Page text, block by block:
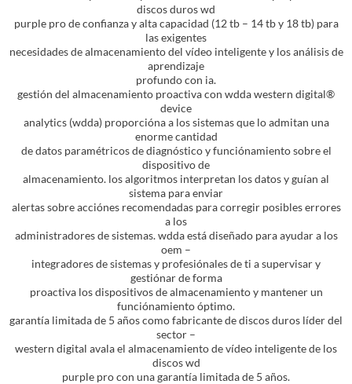
discos duros wd
purple pro de confianza y alta capacidad (12 tb – 14 tb y 18 tb) para
las exigentes
necesidades de almacenamiento del vídeo inteligente y los análisis de
aprendizaje
profundo con ia.
gestión del almacenamiento proactiva con wdda western digital®
device
analytics (wdda) proporcióna a los sistemas que lo admitan una
enorme cantidad
de datos paramétricos de diagnóstico y funciónamiento sobre el
dispositivo de
almacenamiento. los algoritmos interpretan los datos y guían al
sistema para enviar
alertas sobre acciónes recomendadas para corregir posibles errores
a los
administradores de sistemas. wdda está diseñado para ayudar a los
oem –
integradores de sistemas y profesiónales de ti a supervisar y
gestiónar de forma
proactiva los dispositivos de almacenamiento y mantener un
funciónamiento óptimo.
garantía limitada de 5 años como fabricante de discos duros líder del
sector –
western digital avala el almacenamiento de vídeo inteligente de los
discos wd
purple pro con una garantía limitada de 5 años.